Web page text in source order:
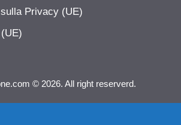
Privacy (UE)
© 2026. All right reserverd.